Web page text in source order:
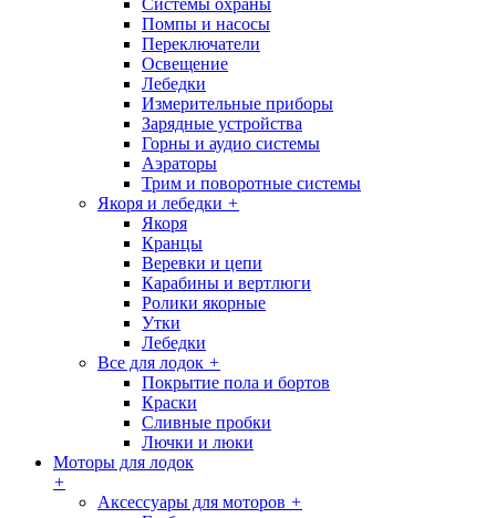
Системы охраны
Помпы и насосы
Переключатели
Освещение
Лебедки
Измерительные приборы
Зарядные устройства
Горны и аудио системы
Аэраторы
Трим и поворотные системы
Якоря и лебедки +
Якоря
Кранцы
Веревки и цепи
Карабины и вертлюги
Ролики якорные
Утки
Лебедки
Все для лодок +
Покрытие пола и бортов
Краски
Сливные пробки
Лючки и люки
Моторы для лодок
+
Аксессуары для моторов +